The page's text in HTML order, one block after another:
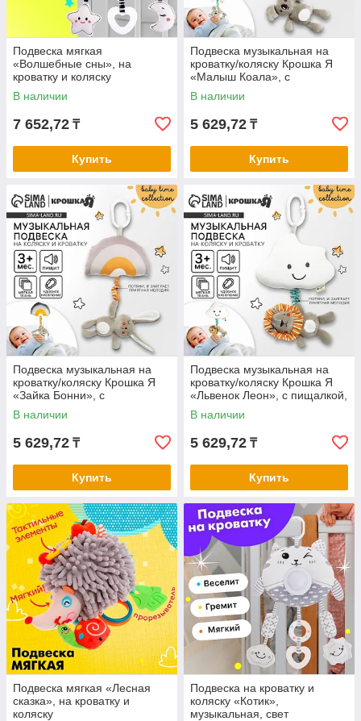
Подвеска мягкая
«Волшебные сны», на
кроватку и коляску
В наличии
7 652,72 ₸
Купить
Подвеска музыкальная на
кроватку/коляску Крошка Я
«Малыш Коала», с
пищалкой, от 3 мес.
В наличии
5 629,72 ₸
Купить
Подвеска музыкальная на
кроватку/коляску Крошка Я
«Зайка Бонни», с
пищалкой,от 3 мес.
В наличии
5 629,72 ₸
Купить
Подвеска музыкальная на
кроватку/коляску Крошка Я
«Львенок Леон», с пищалкой,
от 3 мес.
В наличии
5 629,72 ₸
Купить
Подвеска мягкая «Лесная
сказка», на кроватку и
коляску
Подвеска на кроватку и
коляску «Котик»,
музыкальная, свет